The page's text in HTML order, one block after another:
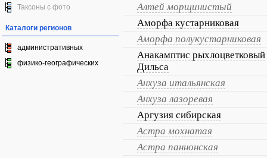
Таксоны с фото
Каталоги регионов
административных
физико-географических
Алтей морщинистый
Аморфа кустарниковая
Аморфа полукустарниковая
Анакамптис рыхлоцветковый
Дильса
Анхуза итальянская
Анхуза лазоревая
Аргузия сибирская
Астра мохнатая
Астра паннонская